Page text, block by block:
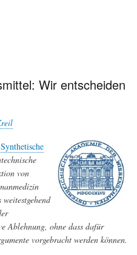
Wir entscheiden
von
Ablehnung, ohne dass dafür
vorgebracht werden können.